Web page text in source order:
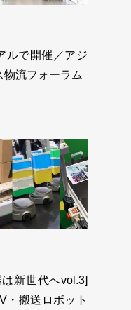
ルで開催／アジ
物流フォーラム
新世代へvol.3]
・搬送ロボット